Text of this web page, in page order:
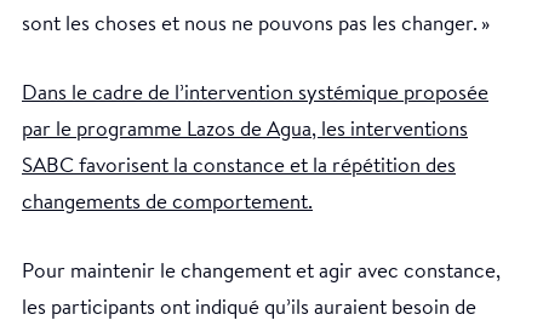
sont les choses et nous ne pouvons pas les changer. »
Dans le cadre de l’intervention systémique proposée
par le programme Lazos de Agua, les interventions
SABC favorisent la constance et la répétition des
changements de comportement.
Pour maintenir le changement et agir avec constance,
les participants ont indiqué qu’ils auraient besoin de